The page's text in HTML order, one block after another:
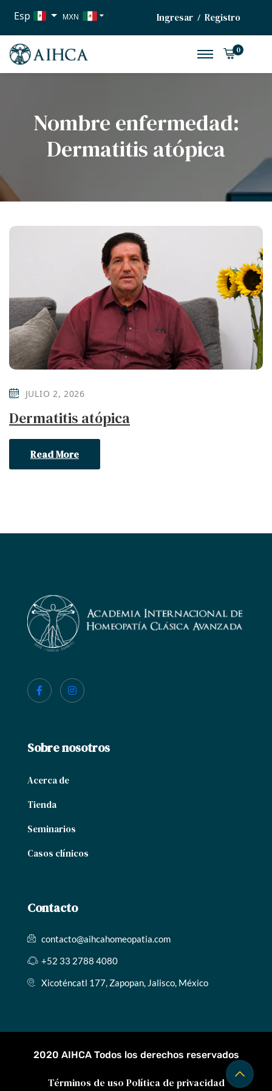
Esp MXN
EUR
Ingresar / Registro
0
Nombre enfermedad:
Dermatitis atópica
JULIO 2, 2026
Dermatitis atópica
Read More
Sobre nosotros
Acerca de
Tienda
Seminarios
Casos clínicos
Contacto
contacto@aihcahomeopatia.com
+52 33 2788 4080
Xicoténcatl 177, Zapopan, Jalisco, México
2020 AIHCA Todos los derechos reservados
Términos de uso Política de privacidad